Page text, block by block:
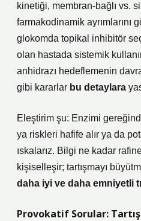
kinetiği, membran-bağlı vs.
farmakodinamik ayrımlarını
glokomda topikal inhibitör
olan hastada sistemik
anhidrazı hedeflemenin
gibi kararlar bu detaylara
Eleştirim şu: Enzimi
ya riskleri hafife alır ya da
ıskalarız. Bilgi ne kadar
kişiselleşir; tartışmayı
daha iyi ve daha emniyetli
Provokatif Sorular: